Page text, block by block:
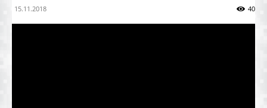
15.11.2018 40